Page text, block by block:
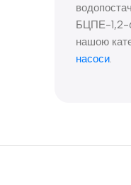
БЦПЕ-1,2-
нашою
насоси.